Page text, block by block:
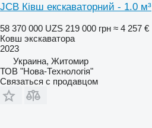
JCB Ківш екскаваторний - 1.0 м³
58 370 000 UZS 219 000 грн ≈ 4 257 €
Ковш экскаватора
2023
Украина, Житомир
ТОВ "Нова-Технологія"
Связаться с продавцом